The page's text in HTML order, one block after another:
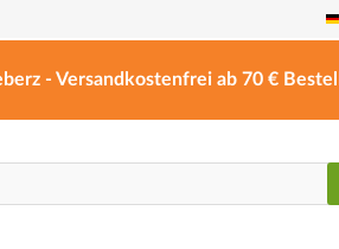
- Versandkostenfrei ab 70 €